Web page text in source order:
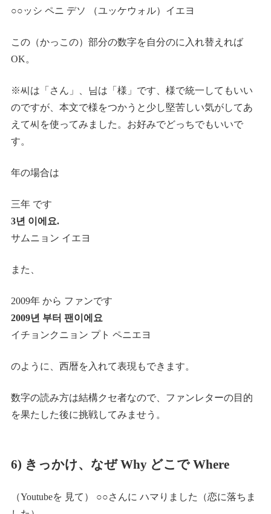
○○ッシ ペニ デソ （ユッケウォル）イエヨ
この（かっこの）部分の数字を自分のに入れ替えれば
OK。
※씨は「さん」、님は「様」です、様で統一してもいい
のですが、本文で様をつかうと少し堅苦しい気がしてあ
えて씨を使ってみました。お好みでどっちでもいいで
す。
年の場合は
三年 です
3년 이에요.
サムニョン イエヨ
また、
2009年 から ファンです
2009년 부터 팬이에요
イチョンクニョン プト ペニエヨ
のように、西暦を入れて表現もできます。
数字の読み方は結構クセ者なので、ファンレターの目的
を果たした後に挑戦してみませう。
6) きっかけ、なぜ Why どこで Where
（Youtubeを 見て） ○○さんに ハマりました（恋に落ちま